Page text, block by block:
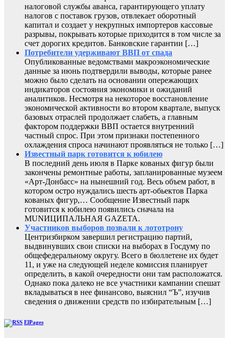
налоговой службы аванса, гарантирующего уплату
налогов с поставок грузов, отвлекает оборотный
капитал и создает у некрупных импортеров кассовые
разрывы, покрывать которые приходится в том числе за
счет дорогих кредитов. Банковские гарантии […]
Потребители удерживают ВВП от спада
Опубликованные ведомствами макроэкономические
данные за июнь подтвердили выводы, которые ранее
можно было сделать на основании опережающих
индикаторов состояния экономики и ожиданий
аналитиков. Несмотря на некоторое восстановление
экономической активности во втором квартале, выпуск
базовых отраслей продолжает слабеть, а главным
фактором поддержки ВВП остается внутренний
частный спрос. При этом признаки постепенного
охлаждения спроса начинают проявляться не только […]
Известный парк готовится к юбилею
В последний день июля в Парке кованых фигур были
закончены ремонтные работы, запланированные музеем
«Арт-Донбасс» на нынешний год. Весь объем работ, в
котором остро нуждались шесть арт-обьектов Парка
кованых фигур,… Сообщение Известный парк
готовится к юбилею появились сначала на
MUNИЦИПАЛЬНАЯ GAZЕТА.
Участников выборов позвали к лототрону
Центризбирком завершил регистрацию партий,
выдвинувших свои списки на выборах в Госдуму по
общефедеральному округу. Всего в бюллетене их будет
11, и уже на следующей неделе комиссия планирует
определить, в какой очередности они там расположатся.
Однако пока далеко не все участники кампании спешат
вкладываться в нее финансово, выяснил “Ъ”, изучив
сведения о движении средств по избирательным […]
ElPages